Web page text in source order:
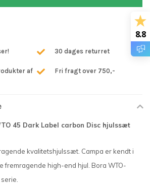
30 dages returret
af
Fri fragt over 750,-
45 Dark Label carbon Disc hjulssæt
kvalitetshjulssæt. Campa er kendt i
fremragende high-end hjul. Bora WTO-
8.8